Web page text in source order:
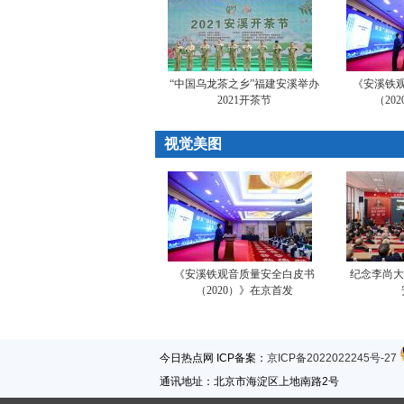
“中国乌龙茶之乡”福建安溪举办
2021开茶节
《安溪铁
（
视觉美图
《安溪铁观音质量安全白皮书
（2020）》在京首发
纪念李尚
今日热点网 ICP备案： 京ICP备2022022245号-27
通讯地址：北京市海淀区上地南路2号